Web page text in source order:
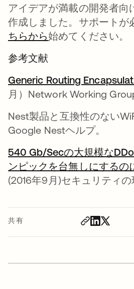
共有
アイデアが満載の開発者向
作成しました。サポートが
ちらから始めてください。
参考文献
Generic Routing
月）Network Working
Nest製品と互換性のない
Google Nestヘルプ。
540 Gb/Secの大規模な
ンピックを台無しにするの
(2016年9月)セキュリティの